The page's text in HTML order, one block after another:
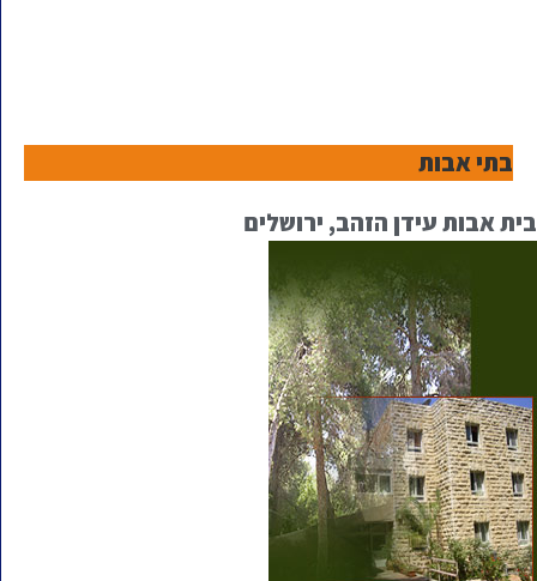
בתי אבות
בית אבות עידן הזהב, ירושלים